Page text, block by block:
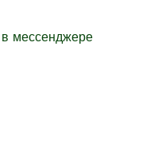
в мессенджере